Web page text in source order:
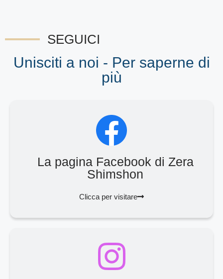
SEGUICI
Unisciti a noi - Per saperne di
più
La pagina Facebook di Zera
Shimshon
Clicca per visitare